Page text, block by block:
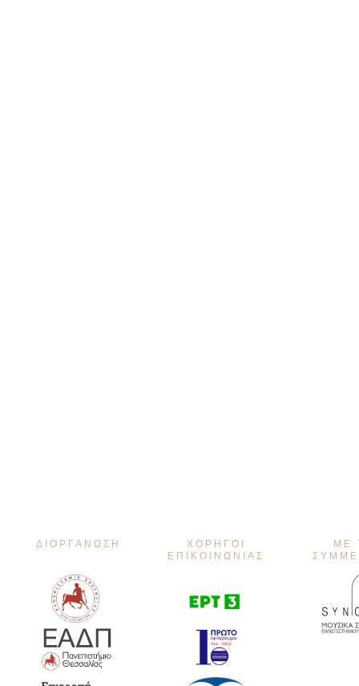
ΔΙΟΡΓΆΝΩΣΗ
ΧΟΡΗΓΟΊ
ΕΠΙΚΟΙΝΩΝΊΑΣ
ΜΕ